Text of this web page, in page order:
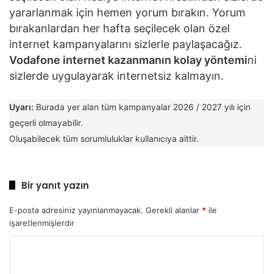
yararlanmak için hemen yorum bırakın. Yorum
bırakanlardan her hafta seçilecek olan özel
internet kampanyalarını sizlerle paylaşacağız.
Vodafone internet kazanmanın kolay yöntemini
sizlerde uygulayarak internetsiz kalmayın.
Uyarı: Burada yer alan tüm kampanyalar 2026 / 2027 yılı için
geçerli olmayabilir.
Oluşabilecek tüm sorumluluklar kullanıcıya aittir.
Bir yanıt yazın
E-posta adresiniz yayınlanmayacak. Gerekli alanlar * ile
işaretlenmişlerdir